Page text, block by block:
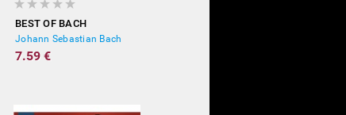
BEST OF BACH
Johann Sebastian Bach
7.59 €